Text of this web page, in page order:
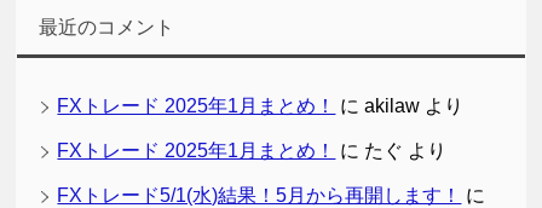
最近のコメント
FXトレード 2025年1月まとめ！ にakilaw より
FXトレード 2025年1月まとめ！ に たぐ より
FXトレード5/1(水)結果！5月から再開します！
に